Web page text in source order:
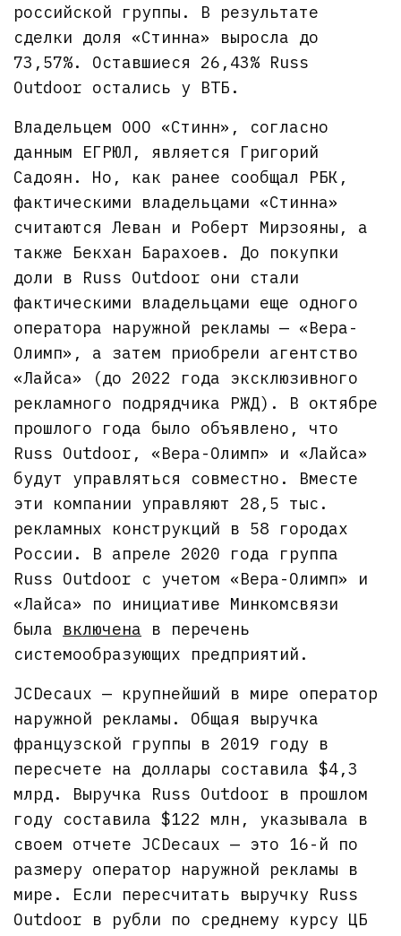
российской группы. В результате
сделки доля «Стинна» выросла до
73,57%. Оставшиеся 26,43% Russ
Outdoor остались у ВТБ.
Владельцем ООО «Стинн», согласно
данным ЕГРЮЛ, является Григорий
Садоян. Но, как ранее сообщал РБК,
фактическими владельцами «Стинна»
считаются Леван и Роберт Мирзояны, а
также Бекхан Барахоев. До покупки
доли в Russ Outdoor они стали
фактическими владельцами еще одного
оператора наружной рекламы — «Вера-
Олимп», а затем приобрели агентство
«Лайса» (до 2022 года эксклюзивного
рекламного подрядчика РЖД). В октябре
прошлого года было объявлено, что
Russ Outdoor, «Вера-Олимп» и «Лайса»
будут управляться совместно. Вместе
эти компании управляют 28,5 тыс.
рекламных конструкций в 58 городах
России. В апреле 2020 года группа
Russ Outdoor с учетом «Вера-Олимп» и
«Лайса» по инициативе Минкомсвязи
была включена в перечень
системообразующих предприятий.
JCDecaux — крупнейший в мире оператор
наружной рекламы. Общая выручка
французской группы в 2019 году в
пересчете на доллары составила $4,3
млрд. Выручка Russ Outdoor в прошлом
году составила $122 млн, указывала в
своем отчете JCDecaux — это 16-й по
размеру оператор наружной рекламы в
мире. Если пересчитать выручку Russ
Outdoor в рубли по среднему курсу ЦБ